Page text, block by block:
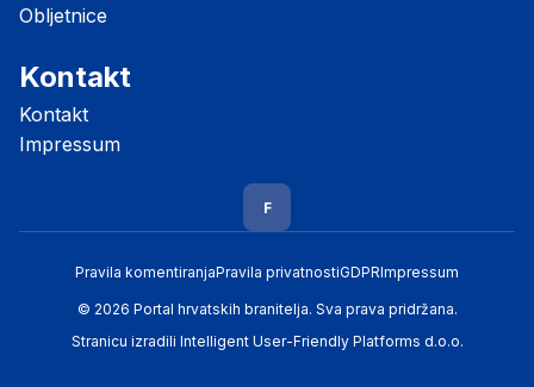
Obljetnice
Kontakt
Kontakt
Impressum
F
Pravila komentiranjaPravila privatnostiGDPRImpressum
© 2026 Portal hrvatskih branitelja. Sva prava pridržana.
Stranicu izradili Intelligent User-Friendly Platforms d.o.o.